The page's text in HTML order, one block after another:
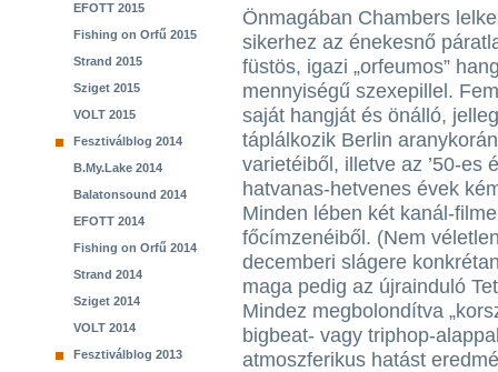
EFOTT 2015
Fishing on Orfű 2015
Strand 2015
Sziget 2015
VOLT 2015
Fesztiválblog 2014
B.My.Lake 2014
Balatonsound 2014
EFOTT 2014
Fishing on Orfű 2014
Strand 2014
Sziget 2014
VOLT 2014
Fesztiválblog 2013
Önmagában Chambers
sikerhez az énekesnő
füstös, igazi „orfeumos”
mennyiségű szexepillel.
saját hangját és önálló,
táplálkozik Berlin
varietéiből, illetve az ’50-es
hatvanas-hetvenes évek
Minden lében két kanál-
főcímzenéiből. (Nem
decemberi slágere
maga pedig az újrainduló
Mindez megbolondítva
bigbeat- vagy triphop-
atmoszferikus hatást